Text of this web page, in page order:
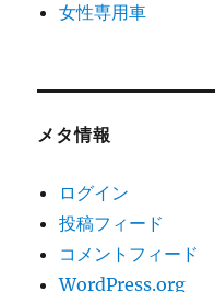
女性専用車
メタ情報
ログイン
投稿フィード
コメントフィード
WordPress.org